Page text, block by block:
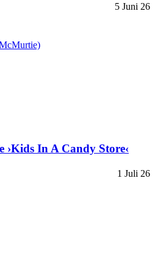
5 Juni 26
›Kids In A Candy Store‹
1 Juli 26